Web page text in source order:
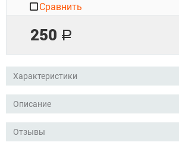
250 Р
Сравнить
Характеристики
Описание
Отзывы